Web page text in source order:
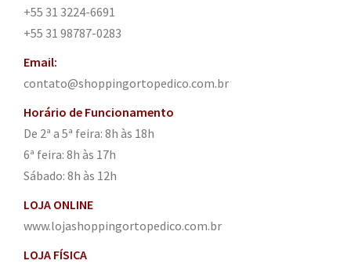
+55 31 3224-6691
+55 31 98787-0283
Email:
contato@shoppingortopedico.com.br
Horário de Funcionamento
De 2ª a 5ª feira: 8h às 18h
6ª feira: 8h às 17h
Sábado: 8h às 12h
LOJA ONLINE
www.lojashoppingortopedico.com.br
LOJA FÍSICA